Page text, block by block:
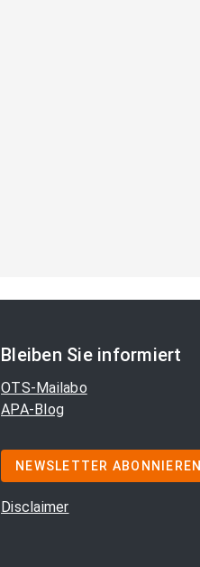
Bleiben Sie informiert
OTS-Mailabo
APA-Blog
NEWSLETTER ABONNIEREN
Disclaimer